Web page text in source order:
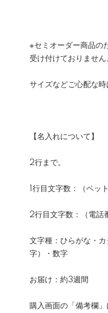
※セミオーダー商品の
受け付けておりませ
サイズなどご心配な時
【名入れについて】
2行まで。
1行目文字数：（ペッ
2行目文字数：（電話
文字種：ひらがな・
字）・数字
お届け：約3週間
購入画面の「備考欄